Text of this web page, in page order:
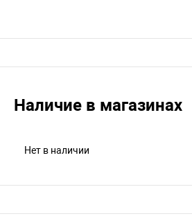
Наличие в магазинах
Нет в наличии